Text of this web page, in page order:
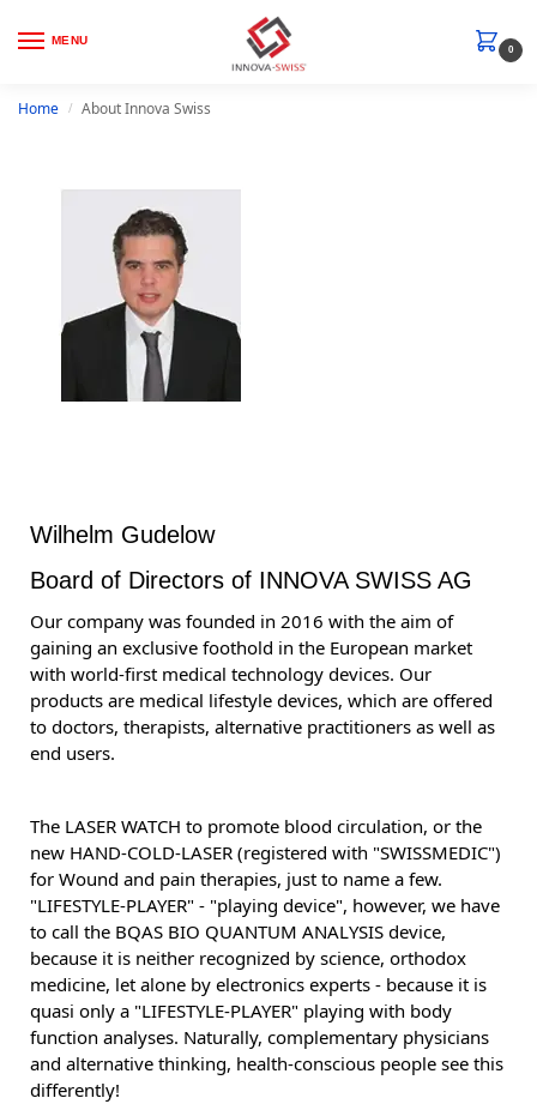
MENU
0
Home / About Innova Swiss
Wilhelm Gudelow
Board of Directors of INNOVA SWISS AG
Our company was founded in 2016 with the aim of
gaining an exclusive foothold in the European market
with world-first medical technology devices. Our
products are medical lifestyle devices, which are offered
to doctors, therapists, alternative practitioners as well as
end users.
The LASER WATCH to promote blood circulation, or the
new HAND-COLD-LASER (registered with "SWISSMEDIC")
for Wound and pain therapies, just to name a few.
"LIFESTYLE-PLAYER" - "playing device", however, we have
to call the BQAS BIO QUANTUM ANALYSIS device,
because it is neither recognized by science, orthodox
medicine, let alone by electronics experts - because it is
quasi only a "LIFESTYLE-PLAYER" playing with body
function analyses. Naturally, complementary physicians
and alternative thinking, health-conscious people see this
differently!